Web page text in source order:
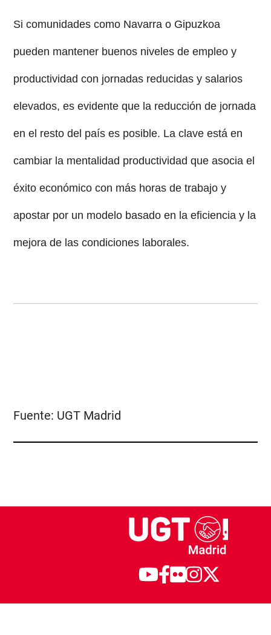
Si comunidades como Navarra o Gipuzkoa
pueden mantener buenos niveles de empleo y
productividad con jornadas reducidas y salarios
elevados, es evidente que la reducción de jornada
en el resto del país es posible. La clave está en
cambiar la mentalidad productividad que asocia el
éxito económico con más horas de trabajo y
apostar por un modelo basado en la eficiencia y la
mejora de las condiciones laborales.
Fuente: UGT Madrid